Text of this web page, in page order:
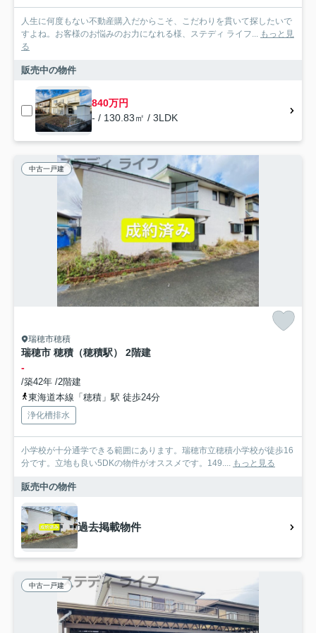
人生に何度もない不動産購入だからこそ、こだわりを貫いて探したいで
すよね。お客様のお悩みのお力になれる様、ステディ ライフ... もっと見
る
販売中の物件
840万円
- / 130.83㎡ / 3LDK
中古一戸建
瑞穂市穂積
瑞穂市 穂積（穂積駅） 2階建
-
/築42年 /2階建
東海道本線「穂積」駅 徒歩24分
浄化槽排水
小学校が十分通学できる範囲にあります。瑞穂市立穂積小学校が徒歩16
分です。立地も良い5DKの物件がオススメです。149.... もっと見る
販売中の物件
過去掲載物件
中古一戸建